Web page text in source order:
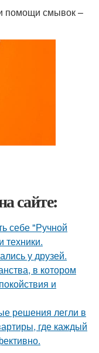
помощи смывок –
сайте:
себе "Ручной
у друзей.
в котором
и
решения легли в
где каждый